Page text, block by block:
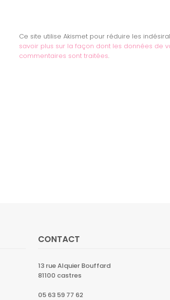
Ce site utilise Akismet pour réduire les
savoir plus sur la façon dont les données de
commentaires sont traitées.
CONTACT
13 rue Alquier Bouffard
81100 castres
05 63 59 77 62